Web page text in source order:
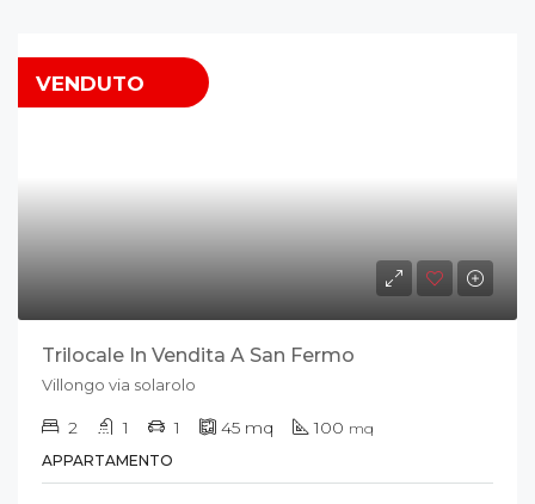
VENDUTO
Trilocale In Vendita A San Fermo
Villongo via solarolo
2 1 1 45 mq 100 mq
APPARTAMENTO